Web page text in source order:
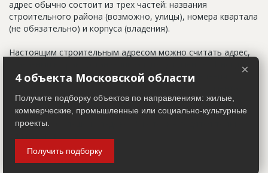
адрес обычно состоит из трех частей: названия
строительного района (возможно, улицы), номера квартала
(не обязательно) и корпуса (владения).
Настоящим строительным адресом можно считать адрес,
указанный в правоустанавливающих документах. Иногда
строительные организации делают свои добавления
должен присутствовать официальный строительный адрес,
а все остальное - это уточнения типа "шестикомнатная
квартира с большой кладовой", которые годятся только
Цикл строительства
×
4 объекта Московской области
Получите подборку объектов по направлениям: жилые,
коммерческие, промышленные или социально-культурные
проекты.
Получить подборку